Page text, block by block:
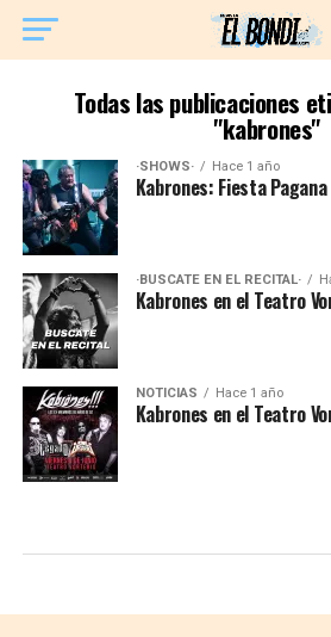
Todas las publicaciones
"kabrones"
·SHOWS· Hace 1 año
Kabrones: Fiesta
·BUSCATE EN EL RECITAL·
Kabrones en el Teatro
NOTICIAS Hace 1 año
Kabrones en el Teatro